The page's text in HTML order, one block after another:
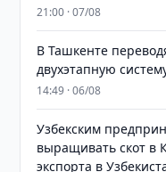
21:00 · 07/08
В Ташкенте
двухэтапную
14:49 · 06/08
Узбекским
выращивать скот в
экспорта в